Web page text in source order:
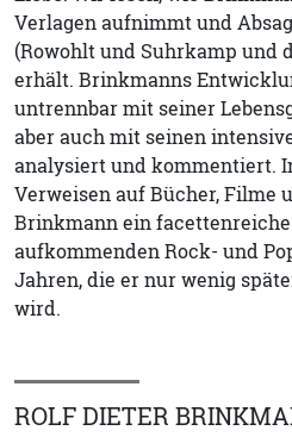
Verlagen aufnimmt und
(Rowohlt und Suhrkamp und
erhält. Brinkmanns
untrennbar mit seiner
aber auch mit seinen
analysiert und kommentiert.
Verweisen auf Bücher, Filme
Brinkmann ein
aufkommenden Rock- und
Jahren, die er nur wenig
wird.
ROLF DIETER